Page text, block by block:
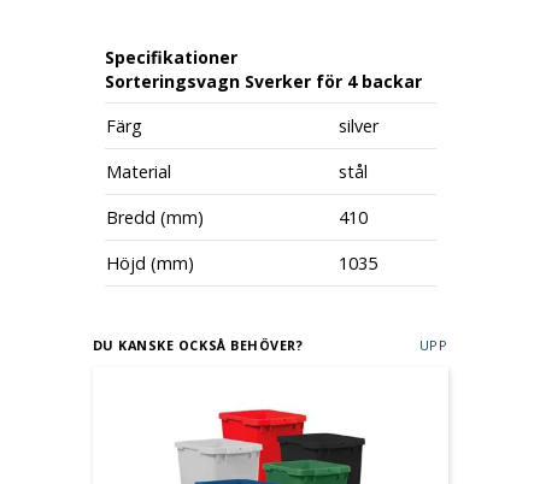
Specifikationer
Sorteringsvagn Sverker för 4 backar
Färg
silver
Material
stål
Bredd (mm)
410
Höjd (mm)
1035
DU KANSKE OCKSÅ BEHÖVER? UPP